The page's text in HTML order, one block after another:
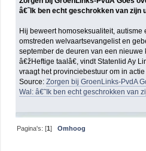
â€˜Ik ben echt geschrokken van
Hij beweert homoseksualiteit, autisme
omstreden welvaartsevangelist en
september de deuren van een nieuwe
â€žHeftige taalâ€, vindt Statenlid Ay
vraagt het provinciebestuur om in actie
Source:Zorgen bij GroenLinks-PvdA
Wal: â€˜Ik ben echt geschrokken van
Pagina's: [1]Omhoog